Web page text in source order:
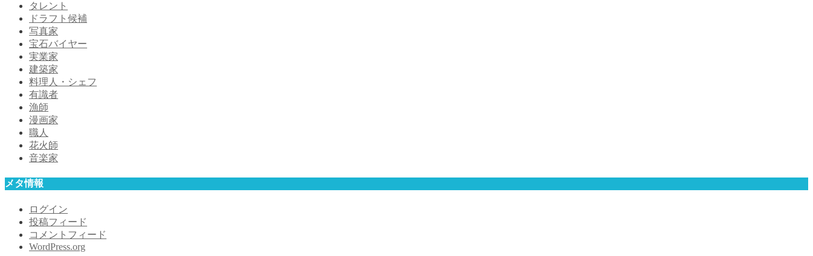
タレント
ドラフト候補
写真家
宝石バイヤー
実業家
建築家
料理人・シェフ
有識者
漁師
漫画家
職人
花火師
音楽家
メタ情報
ログイン
投稿フィード
コメントフィード
WordPress.org